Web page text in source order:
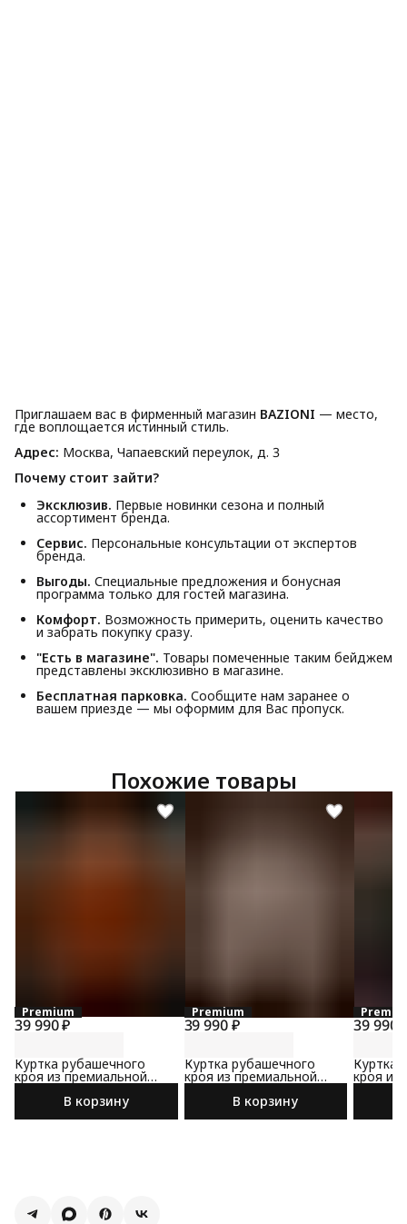
Приглашаем вас в фирменный магазин BAZIONI — место,
где воплощается истинный стиль.
Адрес: Москва, Чапаевский переулок, д. 3
Почему стоит зайти?
Эксклюзив. Первые новинки сезона и полный
ассортимент бренда.
Сервис. Персональные консультации от экспертов
бренда.
Выгоды. Специальные предложения и бонусная
программа только для гостей магазина.
Комфорт. Возможность примерить, оценить качество
и забрать покупку сразу.
"Есть в магазине". Товары помеченные таким бейджем
представлены эксклюзивно в магазине.
Бесплатная парковка. Сообщите нам заранее о
вашем приезде — мы оформим для Вас пропуск.
Похожие товары
Premium
39 990 ₽
Куртка рубашечного
кроя из премиальной
замши
В корзину
Premium
39 990 ₽
Куртка рубашечного
кроя из премиальной
замши
В корзину
39 990
Куртка
кроя из
замши